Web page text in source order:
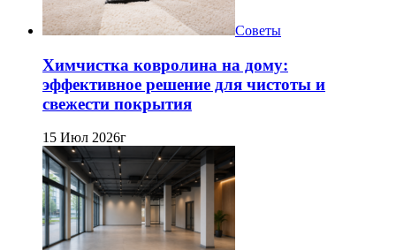
Советы
Химчистка ковролина на дому:
эффективное решение для чистоты и
свежести покрытия
15 Июл 2026г